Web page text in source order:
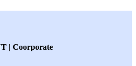
| Coorporate